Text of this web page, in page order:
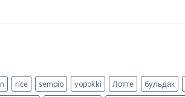
rice sempio yopokki Лотте бульдак